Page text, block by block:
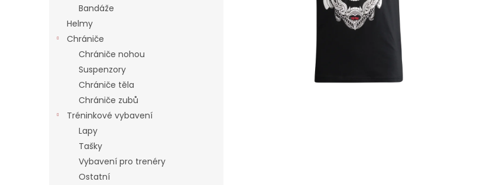
Bandáže
Helmy
Chrániče
Chrániče nohou
Suspenzory
Chrániče těla
Chrániče zubů
Tréninkové vybavení
Lapy
Tašky
Vybavení pro trenéry
Ostatní